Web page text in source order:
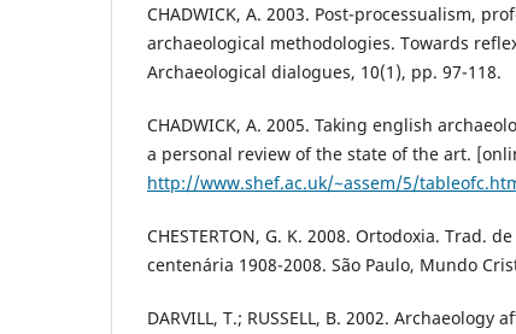
CHADWICK, A. 2003. Post-processualism,
archaeological methodologies. Towards
Archaeological dialogues, 10(1), pp. 97-118.
CHADWICK, A. 2005. Taking english
a personal review of the state of the art.
http://www.shef.ac.uk/~assem/5/
CHESTERTON, G. K. 2008. Ortodoxia. Trad.
centenária 1908-2008. São Paulo, Mundo
DARVILL, T.; RUSSELL, B. 2002. Archaeology